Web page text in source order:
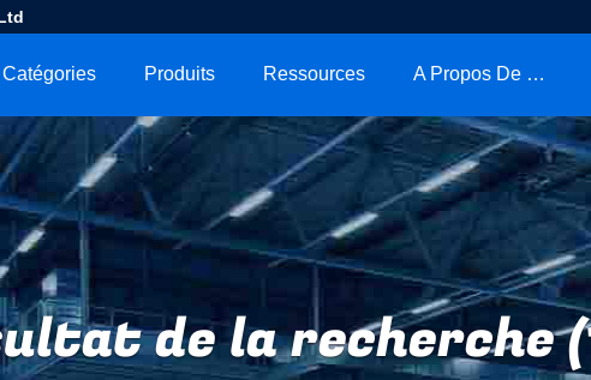
Catégories Produits Ressources A Propos De Nous
de la recherche